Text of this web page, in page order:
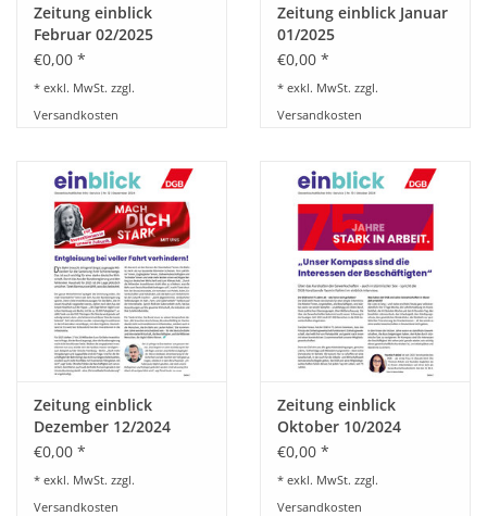
Zeitung einblick
Februar 02/2025
€0,00 *
* exkl. MwSt. zzgl.
Versandkosten
Zeitung einblick Januar
01/2025
€0,00 *
* exkl. MwSt. zzgl.
Versandkosten
Zeitung einblick
Dezember 12/2024
€0,00 *
* exkl. MwSt. zzgl.
Versandkosten
Zeitung einblick
Oktober 10/2024
€0,00 *
* exkl. MwSt. zzgl.
Versandkosten